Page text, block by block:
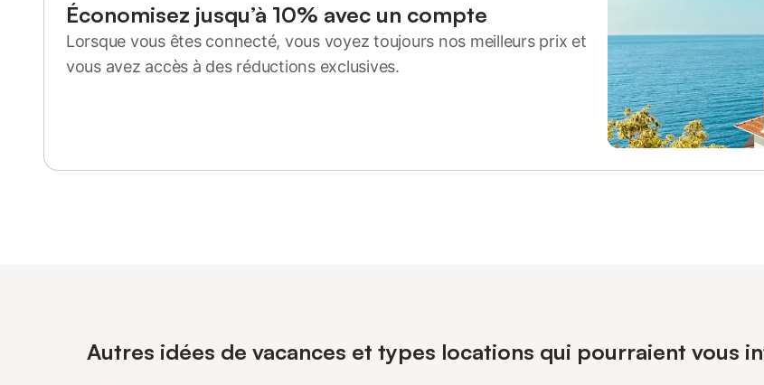
Économisez jusqu’à 10% avec un compte
Lorsque vous êtes connecté, vous voyez toujours nos meilleurs prix et
vous avez accès à des réductions exclusives.
Autres idées de vacances et types locations qui pourraient vous